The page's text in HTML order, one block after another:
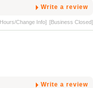
Write a review
Change Info] [Business Closed]
Write a review